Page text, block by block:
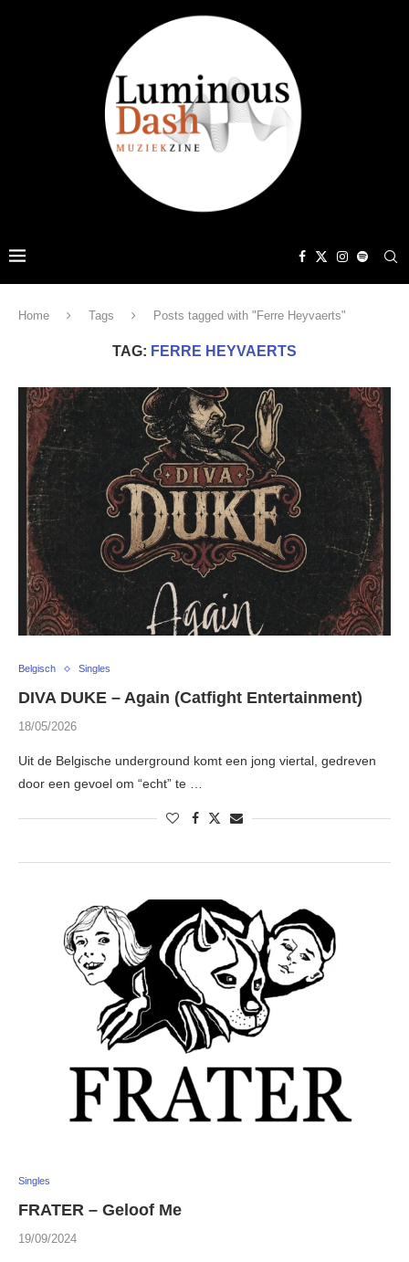
Home Tags Posts tagged with "Ferre Heyvaerts"
TAG: FERRE HEYVAERTS
Belgisch Singles
DIVA DUKE – Again (Catfight Entertainment)
18/05/2026
Uit de Belgische underground komt een jong viertal, gedreven
door een gevoel om “echt” te …
Singles
FRATER – Geloof Me
19/09/2024